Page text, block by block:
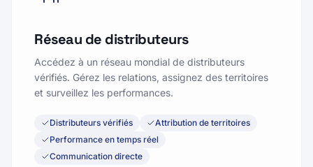
Réseau de distributeurs
Accédez à un réseau mondial de distributeurs
vérifiés. Gérez les relations, assignez des territoires
et surveillez les performances.
Distributeurs vérifiés
Attribution de territoires
Performance en temps réel
Communication directe